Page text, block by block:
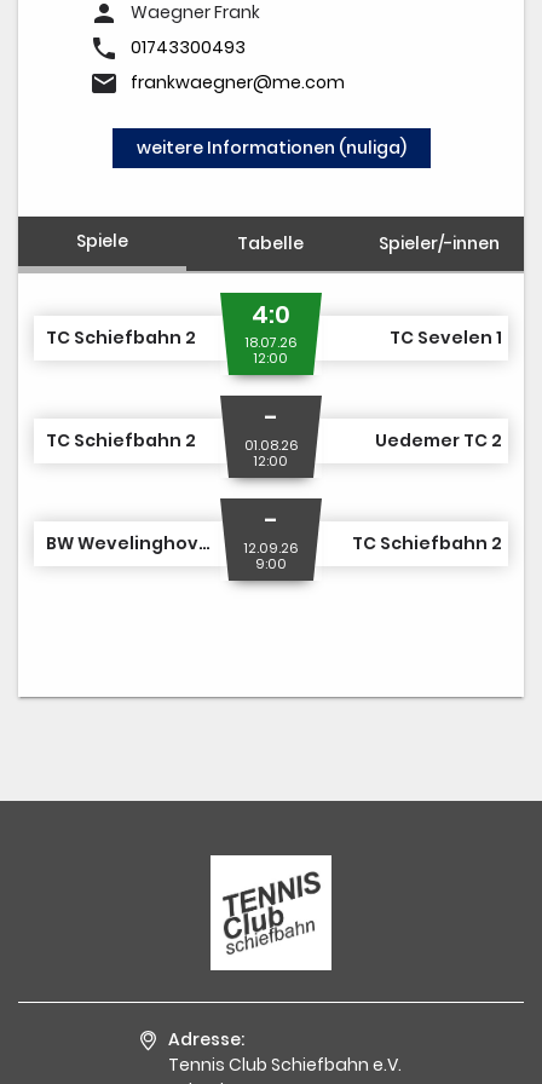
MITGLIED WERDEN
person Waegner Frank
phone 01743300493
email frankwaegner@me.com
weitere Informationen (nuliga)
Spiele Tabelle Spieler/-innen
TC Schiefbahn 2
4:0
18.07.26
12:00
TC Sevelen 1
TC Schiefbahn 2
-
01.08.26
12:00
Uedemer TC 2
BW Wevelinghoven 2
-
12.09.26
9:00
TC Schiefbahn 2
Adresse:
Tennis Club Schiefbahn e.V.